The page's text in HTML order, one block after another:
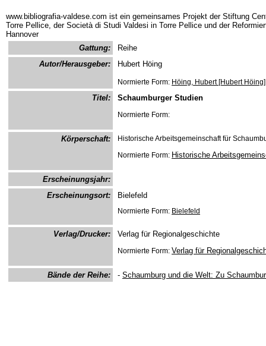
www.bibliografia-valdese.com ist ein gemeinsames Projekt der Stiftung
Torre Pellice, der Società di Studi Valdesi in Torre Pellice und der
Hannover
Gattung:
Reihe
Autor/Herausgeber:
Hubert Höing
Normierte Form: Höing, Hubert [Hubert Höing]
Titel: Schaumburger Studien
Normierte Form:
Körperschaft: Historische Arbeitsgemeinschaft für
Normierte Form: Historische
Erscheinungsjahr:
Erscheinungsort:
Bielefeld
Normierte Form: Bielefeld
Verlag/Drucker: Verlag für Regionalgeschichte
Normierte Form: Verlag für
Bände der Reihe: - Schaumburg und die Welt: Zu